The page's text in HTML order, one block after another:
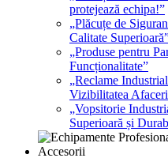
protejează echipa!”
„Plăcuțe de
Calitate
„Produse pentru
Funcționalitate”
„Reclame
Vizibilitatea
„Vopsitorie
Superioară și